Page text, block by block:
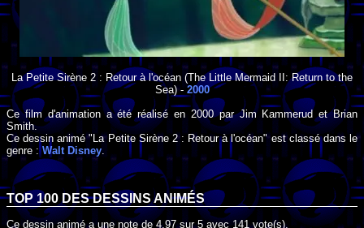
La Petite Sirène 2 : Retour à l'océan (The Little Mermaid II: Return to the
Sea) - 2000
Ce film d'animation a été réalisé en 2000parJim KammerudetBrian
Smith.
Ce dessin animé "La Petite Sirène 2 : Retour à l'océan" est classé dans le
genre :Walt Disney
TOP 100 DESDESSINS ANIMÉS
Ce dessin animé a une note de4.97sur5 avec141vote(s).